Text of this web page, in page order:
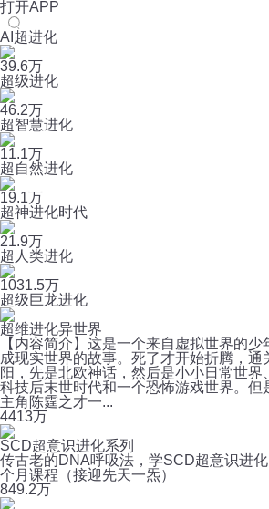
打开APP
AI超进化
39.6万
超级进化
46.2万
超智慧进化
11.1万
超自然进化
19.1万
超神进化时代
21.9万
超人类进化
1031.5万
超级巨龙进化
超维进化异世界
【内容简介】这是一个来自虚拟世界的
成现实世界的故事。死了才开始折腾，通
阳，先是北欧神话，然后是小小日常世界
科技后末世时代和一个恐怖游戏世界。但
主角陈霆之才一...
4413万
SCD超意识进化系列
传古老的DNA呼吸法，学SCD超意识进
个月课程（接迎先天一炁）
849.2万